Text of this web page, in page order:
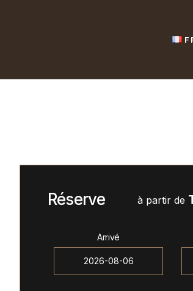
Réserve à partir de
Arrivé